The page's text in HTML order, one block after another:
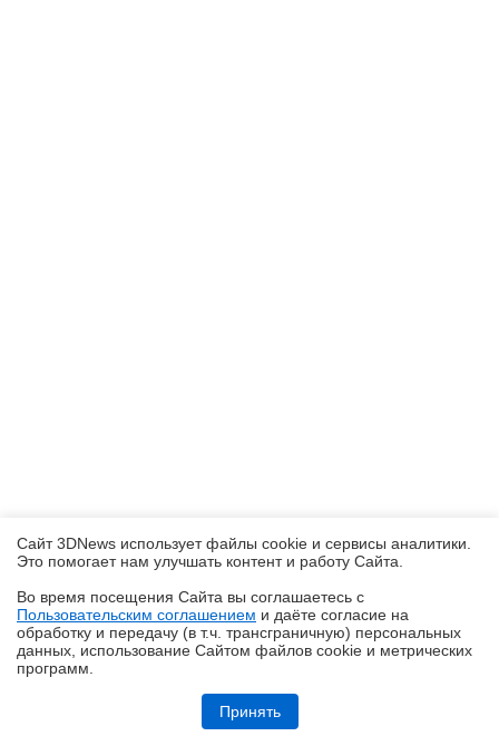
Обзор смартфона iQOO Z11: станция студенческая
Сайт 3DNews использует файлы cookie и сервисы аналитики.
Это помогает нам улучшать контент и работу Cайта.
Во время посещения Cайта вы соглашаетесь с
Пользовательским соглашением и даёте согласие на
обработку и передачу (в т.ч. трансграничную) персональных
данных, использование Cайтом файлов cookie и метрических
программ.
Принять